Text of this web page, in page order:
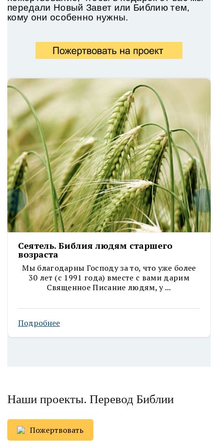
передали Новый Завет или Библию тем,
кому они особенно нужны.
Сеятель. Библия людям старшего
возраста
Мы благодарны Господу за то, что уже более
30 лет (с 1991 года) вместе с вами дарим
Священное Писание людям, у ...
Подробнее
Наши проекты. Перевод Библии
Пожертвовать